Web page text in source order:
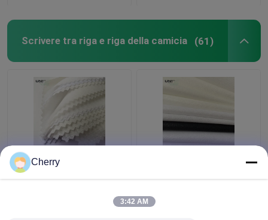
Scrivere tra riga e riga della camicia (61)
Interfodera per
camicia in poliestere
resistente adesione
Interlining
Cherry
3:42 AM